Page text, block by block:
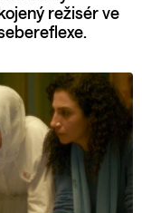
režisér ve